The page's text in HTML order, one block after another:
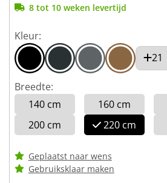
8 tot 10 weken levertijd
Kleur:
21
Breedte:
140 cm
160 cm
200 cm
220 cm
Geplaatst naar wens
Gebruiksklaar maken